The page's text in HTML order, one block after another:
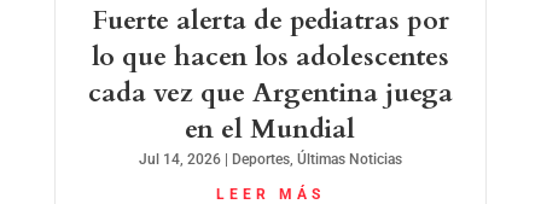
Fuerte alerta de pediatras por
lo que hacen los adolescentes
cada vez que Argentina juega
en el Mundial
Jul 14, 2026| Deportes, Últimas Noticias
LEER MÁS